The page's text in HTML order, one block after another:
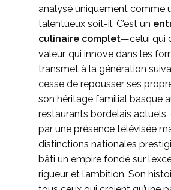
analysé uniquement comme
talentueux soit-il. C’est un
culinaire complet—celui qui
valeur, qui innove dans les
transmet à la génération
cesse de repousser ses
son héritage familial basque
restaurants bordelais actuels,
par une présence télévisée
distinctions nationales
bâti un empire fondé sur
rigueur et l’ambition. Son